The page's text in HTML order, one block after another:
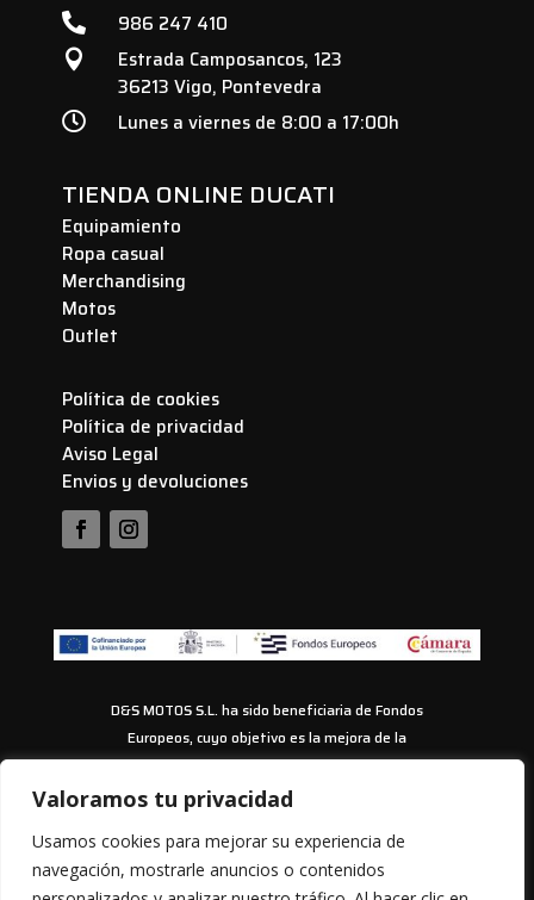
Valoramos tu privacidad
Usamos cookies para mejorar su experiencia de
navegación, mostrarle anuncios o contenidos
 986 247 410

Estrada Camposancos, 123
36213 Vigo, Pontevedra
 Lunes a viernes de 8:00 a 17:00h
TIENDA ONLINE DUCATI
Equipamiento
Ropa casual
Merchandising
Motos
Outlet
Política de cookies
Política de privacidad
Aviso Legal
Envios y devoluciones
D&S MOTOS S.L. ha sido beneficiaria de Fondos
Europeos, cuyo objetivo es la mejora de la
competitividad de las PYMES, y gracias al cual ha
puesto en marcha un Plan de Acción con el objetivo
la competitividad de las pymes durante los años
2024-2025. Para ello ha contado con el apoyo del